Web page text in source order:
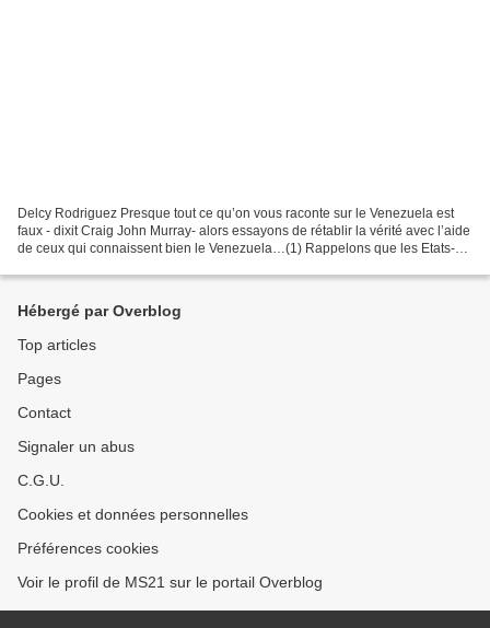
Delcy Rodriguez Presque tout ce qu’on vous raconte sur le Venezuela est
faux - dixit Craig John Murray- alors essayons de rétablir la vérité avec l’aide
de ceux qui connaissent bien le Venezuela…(1) Rappelons que les Etats-
Hébergé par Overblog
Top articles
Pages
Contact
Signaler un abus
C.G.U.
Cookies et données personnelles
Préférences cookies
Voir le profil de MS21 sur le portail Overblog